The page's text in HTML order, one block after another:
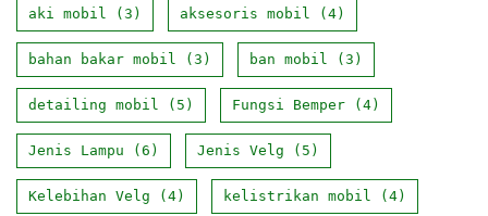
aki mobil (3) aksesoris mobil (4)
bahan bakar mobil (3) ban mobil (3)
detailing mobil (5) Fungsi Bemper (4)
Jenis Lampu (6) Jenis Velg (5)
Kelebihan Velg (4) kelistrikan mobil (4)